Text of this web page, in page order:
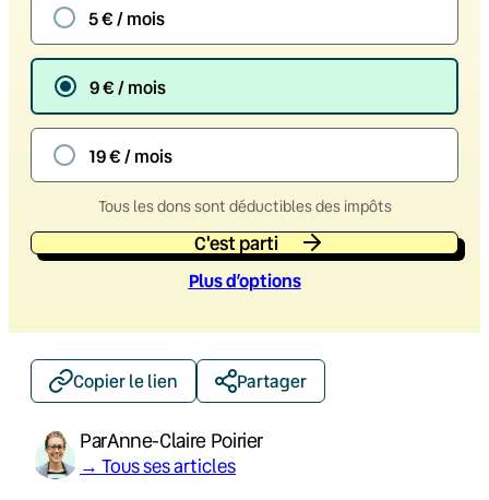
5 € / mois
9 € / mois
19 € / mois
Tous les dons sont déductibles des impôts
C'est parti
Plus d’options
Copier le lien Partager
ParAnne-Claire Poirier
→ Tous ses articles